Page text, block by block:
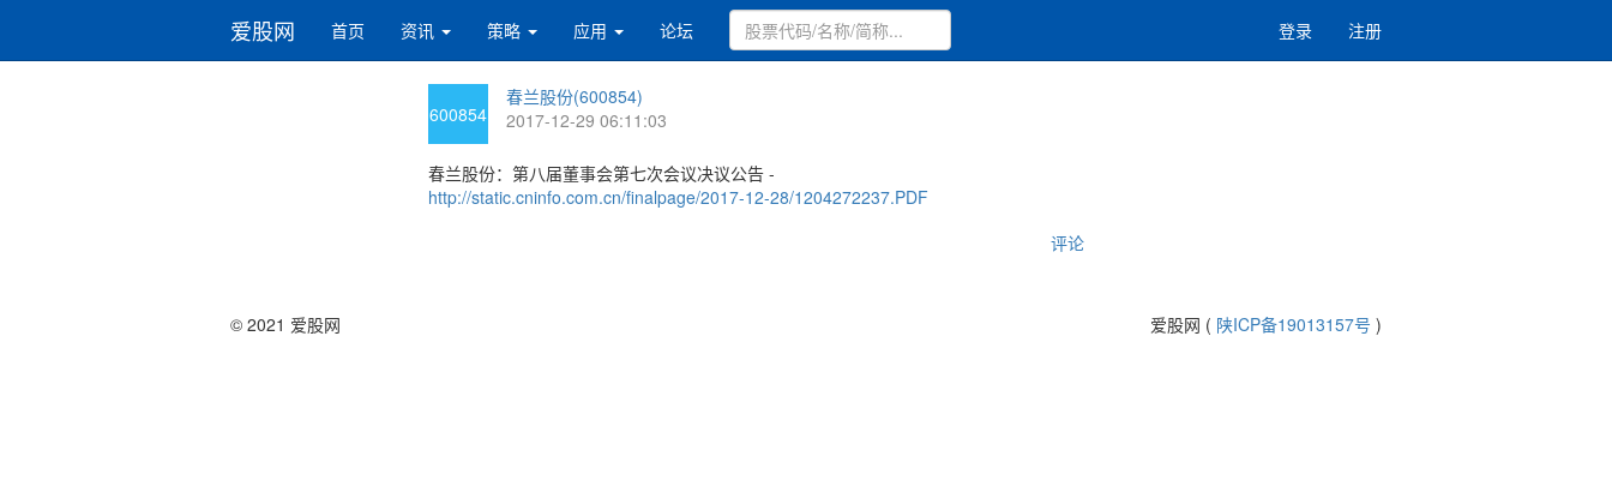
爱股网 首页 资讯 策略 应用 论坛 登录 注册
600854
春兰股份(600854)
2017-12-29 06:11:03
春兰股份：第八届董事会第七次会议决议公告 -
http://static.cninfo.com.cn/finalpage/2017-12-28/1204272237.PDF
评论
© 2021 爱股网 爱股网 ( 陕ICP备19013157号 )